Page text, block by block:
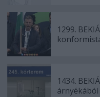
1299.
1434.
árnyékából